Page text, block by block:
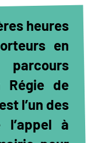
heures
en
parcours
Régie de
l’un des
à